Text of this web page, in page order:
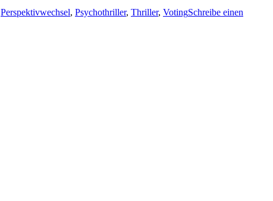
Perspektivwechsel, Psychothriller, Thriller, VotingSchreibe einen